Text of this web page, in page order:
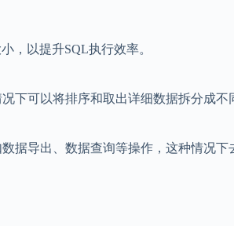
，以提升SQL执行效率。
下可以将排序和取出详细数据拆分成
导出、数据查询等操作，这种情况下